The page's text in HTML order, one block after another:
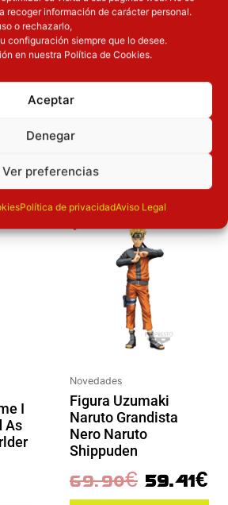
recoger información de carácter personal.
o rechazarlo,
configuración siempre que lo desee.
en nuestra Política de Cookies.
Aceptar
Denegar
Ver preferencias
Política de privacidadAviso Legal
Si
PRODUCTOS QUE TE
PUEDEN INTERESAR
I
As
29.90€.
es: 22.42€.
Novedades
Figura Uzumaki
Naruto Grandista
Nero Naruto
Shippuden
69.90€
El precio original era: 69.90€.
59.41€